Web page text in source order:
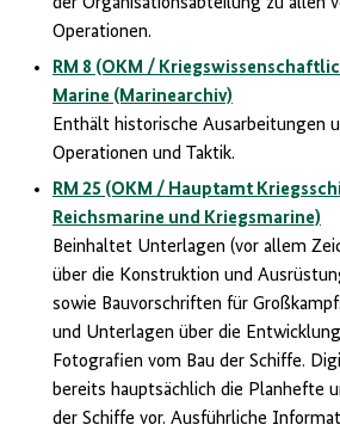
der Organisationsabteilung zu allen
Operationen.
RM 8 (OKM /
Marine (Marinearchiv)
Enthält historische Ausarbeitungen
Operationen und Taktik.
RM 25 (OKM / Hauptamt
Reichsmarine und Kriegsmarine)
Beinhaltet Unterlagen (vor allem
über die Konstruktion und
sowie Bauvorschriften für
und Unterlagen über die
Fotografien vom Bau der Schiffe.
bereits hauptsächlich die Planhefte
der Schiffe vor. Ausführliche